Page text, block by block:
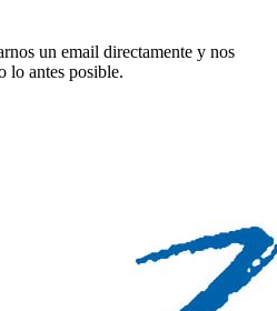
un email directamente y nos
lo antes posible.